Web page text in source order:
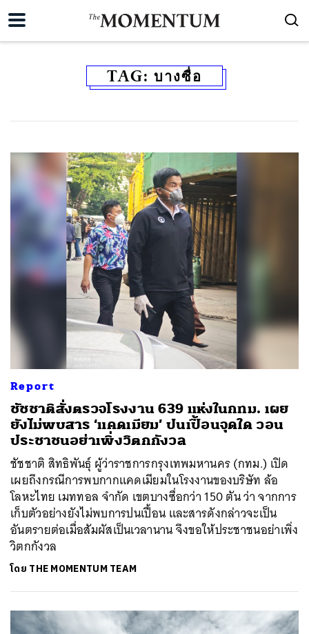
TAG: บางซื่อ
Report
ชัชชาติสั่งตรวจโรงงาน 639 แห่งในกทม. เผย
ยังไม่พบสาร ‘แคดเมียม’ ปนเปื้อนจุดใด วอน
ประชาชนอย่าเพิ่งวิตกกังวล
ชัชชาติ สิทธิพันธุ์ ผู้ว่าราชการกรุงเทพมหานคร (กทม.) เปิด
เผยถึงกรณีการพบกากแคดเมียมในโรงงานของบริษัท ล้อ
โลหะไทย เมททอล จำกัด เขตบางซื่อกว่า 150 ตัน ว่า จากการ
เก็บตัวอย่างยังไม่พบการปนเปื้อน และสารดังกล่าวจะเป็น
อันตรายต่อเมื่อสัมผัสเป็นเวลานาน จึงขอให้ประชาชนอย่าเพิ่ง
วิตกกังวล
โดย THE MOMENTUM TEAM